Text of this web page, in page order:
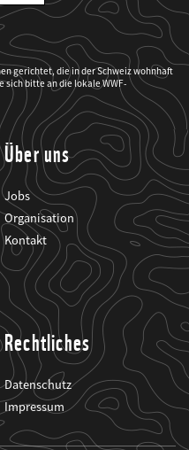
gerichtet, die in der Schweiz wohnhaft
sich bitte an die lokale WWF-
Über uns
Jobs
Organisation
Kontakt
Rechtliches
Datenschutz
Impressum